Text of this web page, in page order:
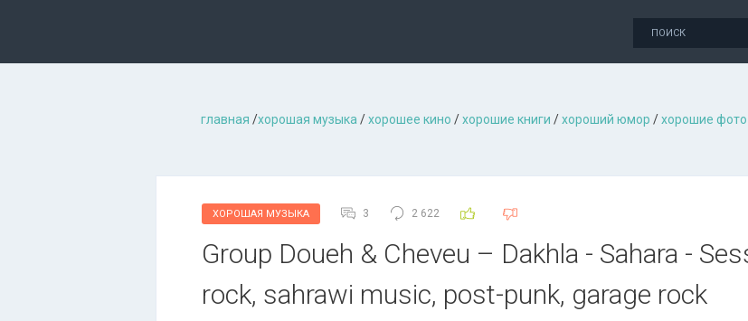
главная /хорошая музыкa /хорошее кино /хорошие книги /хороший юмор /хорошие фото
ХОРОШАЯ МУЗЫКА 3 2 622
Grоuр Dоuеh & Сhеvеu – Dаkhlа - Sahara -
rock, sahrawi music, post-punk, garage rock